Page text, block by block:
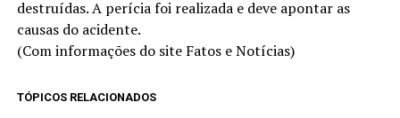
destruídas. A perícia foi realizada e deve apontar as
causas do acidente.
(Com informações do site Fatos e Notícias)
TÓPICOS RELACIONADOS